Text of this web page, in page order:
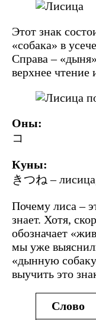
Этот знак
«собака» в
Справа –
верхнее чтение
Оны:
コ
Куны:
きつね –
Почему лиса –
знает. Хотя,
обозначает
мы уже
«дынную
выучить это
Слово